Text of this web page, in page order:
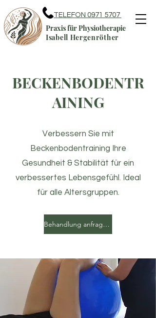
Praxis für Physiotherapie
Isabell Hergenröther
TELEFON 0971 5707
BECKENBODENTR
AINING
Verbessern Sie mit
Beckenbodentraining Ihre
Gesundheit & Stabilität für ein
verbessertes Lebensgefühl. Ideal
für alle Altersgruppen.
Behandlung anfragen